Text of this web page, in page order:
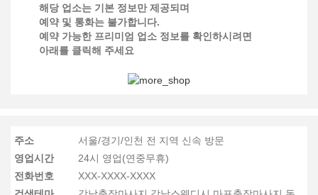
해당 업소는 기본 정보만 제공되며
예약 및 통화는 불가합니다.
예약 가능한 프리미엄 업소 정보를 확인하시려면
아래를 클릭해 주세요
주소
서울/경기/인천 전 지역 신속 방문
영업시간
24시 영업(연중무휴)
전화번호
XXX-XXXX-XXXX